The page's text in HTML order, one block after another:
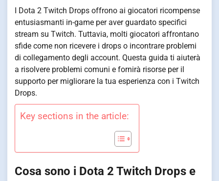
I Dota 2 Twitch Drops offrono ai giocatori ricompense
entusiasmanti in-game per aver guardato specifici
stream su Twitch. Tuttavia, molti giocatori affrontano
sfide come non ricevere i drops o incontrare problemi
di collegamento degli account. Questa guida ti aiuterà
a risolvere problemi comuni e fornirà risorse per il
supporto per migliorare la tua esperienza con i Twitch
Drops.
Key sections in the article:
Cosa sono i Dota 2 Twitch Drops e